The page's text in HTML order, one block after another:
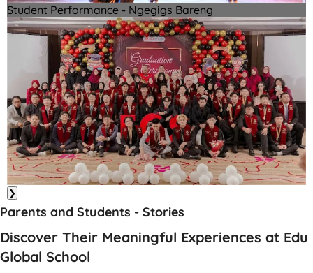
Student Performance - Ngegigs Bareng
❯
Parents and Students - Stories
Discover Their Meaningful Experiences at Edu
Global School